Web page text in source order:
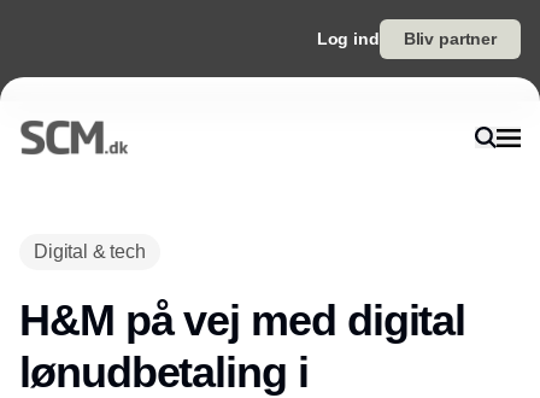
Log ind Bliv partner
Digital & tech
H&M på vej med digital
lønudbetaling i